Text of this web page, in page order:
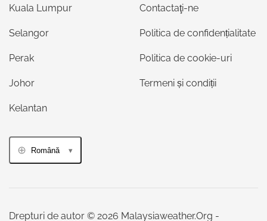
Kuala Lumpur
Selangor
Perak
Johor
Kelantan
Contactaţi-ne
Politica de confidențialitate
Politica de cookie-uri
Termeni și condiții
Română
Drepturi de autor © 2026 Malaysiaweather.Org -